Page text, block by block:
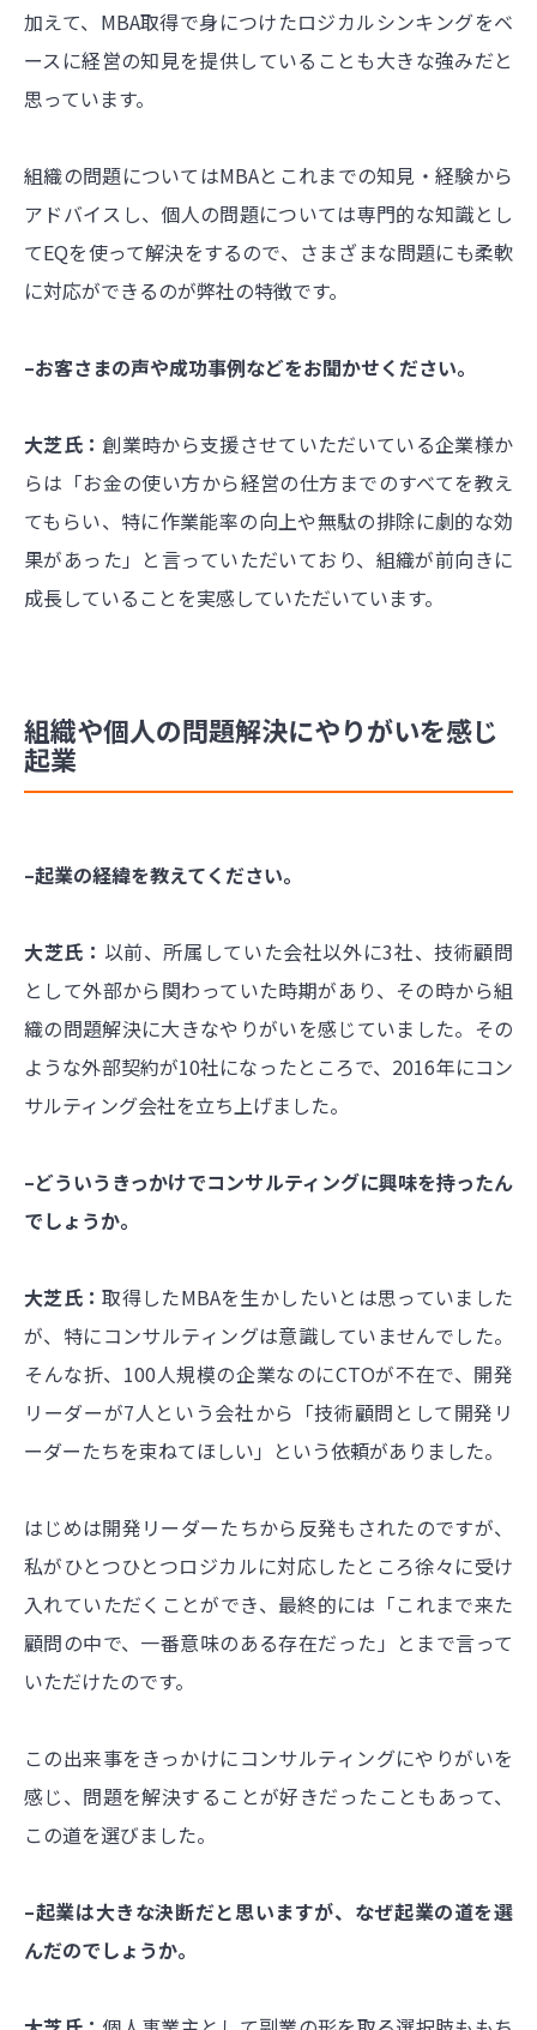
加えて、MBA取得で身につけたロジカルシンキングをベ
ースに経営の知見を提供していることも大きな強みだと
思っています。
組織の問題についてはMBAとこれまでの知見・経験から
アドバイスし、個人の問題については専門的な知識とし
てEQを使って解決をするので、さまざまな問題にも柔軟
に対応ができるのが弊社の特徴です。
–お客さまの声や成功事例などをお聞かせください。
大芝氏： 創業時から支援させていただいている企業様か
らは「お金の使い方から経営の仕方までのすべてを教え
てもらい、特に作業能率の向上や無駄の排除に劇的な効
果があった」と言っていただいており、組織が前向きに
成長していることを実感していただいています。
組織や個人の問題解決にやりがいを感じ
起業
–起業の経緯を教えてください。
大芝氏： 以前、所属していた会社以外に3社、技術顧問
として外部から関わっていた時期があり、その時から組
織の問題解決に大きなやりがいを感じていました。その
ような外部契約が10社になったところで、2016年にコン
サルティング会社を立ち上げました。
–どういうきっかけでコンサルティングに興味を持ったん
でしょうか。
大芝氏：取得したMBAを生かしたいとは思っていました
が、特にコンサルティングは意識していませんでした。
そんな折、100人規模の企業なのにCTOが不在で、開発
リーダーが7人という会社から「技術顧問として開発リ
ーダーたちを束ねてほしい」という依頼がありました。
はじめは開発リーダーたちから反発もされたのですが、
私がひとつひとつロジカルに対応したところ徐々に受け
入れていただくことができ、最終的には「これまで来た
顧問の中で、一番意味のある存在だった」とまで言って
いただけたのです。
この出来事をきっかけにコンサルティングにやりがいを
感じ、問題を解決することが好きだったこともあって、
この道を選びました。
–起業は大きな決断だと思いますが、なぜ起業の道を選
んだのでしょうか。